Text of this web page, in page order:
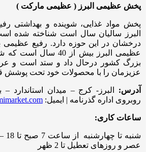
پخش عظیمی البرز ( عظیمی مارکت )
پخش مواد غذایی، شوینده و بهداشتی
البرز سالیان سال است شناخته شده
درخشان در این حوزه دارد. رفیع
عظیمی البرز بیش از 40
بزرگ کشور درحال داد و ستد است و
عزیزمان را با محصولات خود تحت پوشش
آدرس:
البرز- کرج – میدان استاندارد
روبروی اداره گذرنامه | ایمیل:
ساعات کاری:
عصر و روزهای تعطیل تا 2 ظهر